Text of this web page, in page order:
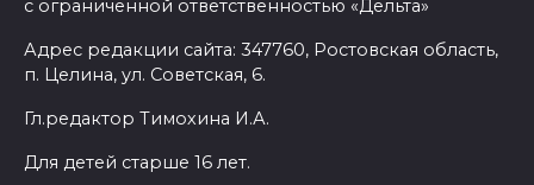
с ограниченной ответственностью «Дельта»
Адрес редакции сайта: 347760, Ростовская область,
п. Целина, ул. Советская, 6.
Гл.редактор Тимохина И.А.
Для детей старше 16 лет.